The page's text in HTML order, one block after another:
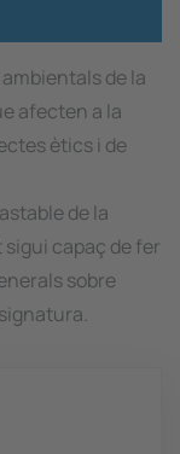
de la
afecten a la
ètics i de
de la
capaç de fer
sobre